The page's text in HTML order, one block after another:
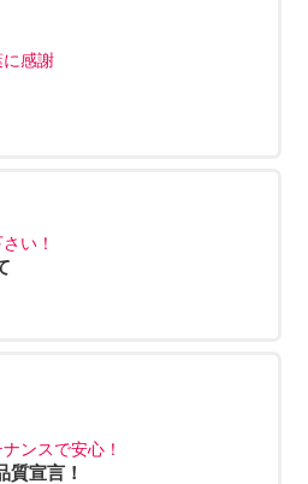
感謝
い！
ンスで安心！
質宣言！